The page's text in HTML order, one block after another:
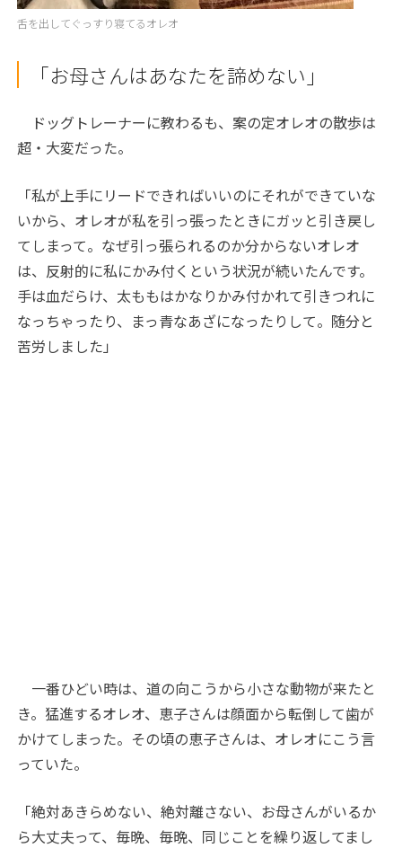
舌を出してぐっすり寝てるオレオ
「お母さんはあなたを諦めない」
ドッグトレーナーに教わるも、案の定オレオの散歩は
超・大変だった。
「私が上手にリードできればいいのにそれができていな
いから、オレオが私を引っ張ったときにガッと引き戻し
てしまって。なぜ引っ張られるのか分からないオレオ
は、反射的に私にかみ付くという状況が続いたんです。
手は血だらけ、太ももはかなりかみ付かれて引きつれに
なっちゃったり、まっ青なあざになったりして。随分と
苦労しました」
一番ひどい時は、道の向こうから小さな動物が来たと
き。猛進するオレオ、恵子さんは顔面から転倒して歯が
かけてしまった。その頃の恵子さんは、オレオにこう言
っていた。
「絶対あきらめない、絶対離さない、お母さんがいるか
ら大丈夫って、毎晩、毎晩、同じことを繰り返してまし